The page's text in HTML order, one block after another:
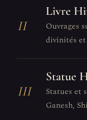
II
Livre
Ouvrages
divinités
III
Statue
Statues et
Ganesh,